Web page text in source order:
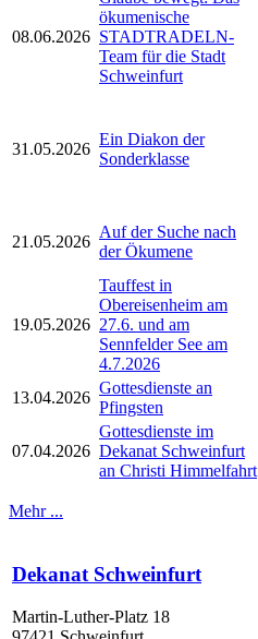
08.06.2026
ökumenische
STADTRADELN-
Team für die Stadt
Schweinfurt
31.05.2026
Ein Diakon der
Sonderklasse
21.05.2026
Auf der Suche nach
der Ökumene
19.05.2026
Tauffest in
Obereisenheim am
27.6. und am
Sennfelder See am
4.7.2026
13.04.2026
Gottesdienste an
Pfingsten
07.04.2026
Gottesdienste im
Dekanat Schweinfurt
an Christi Himmelfahrt
Mehr ...
Dekanat Schweinfurt
Martin-Luther-Platz 18